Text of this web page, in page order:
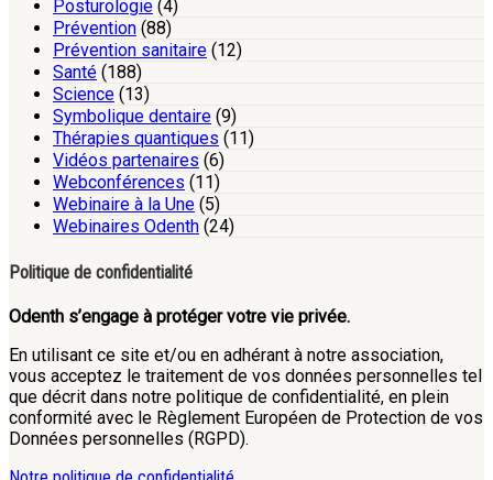
Posturologie (4)
Prévention (88)
Prévention sanitaire (12)
Santé (188)
Science (13)
Symbolique dentaire (9)
Thérapies quantiques (11)
Vidéos partenaires (6)
Webconférences (11)
Webinaire à la Une (5)
Webinaires Odenth (24)
Politique de confidentialité
Odenth s’engage à protéger votre vie privée.
En utilisant ce site et/ou en adhérant à notre association,
vous acceptez le traitement de vos données personnelles tel
que décrit dans notre politique de confidentialité, en plein
conformité avec le Règlement Européen de Protection de vos
Données personnelles (RGPD).